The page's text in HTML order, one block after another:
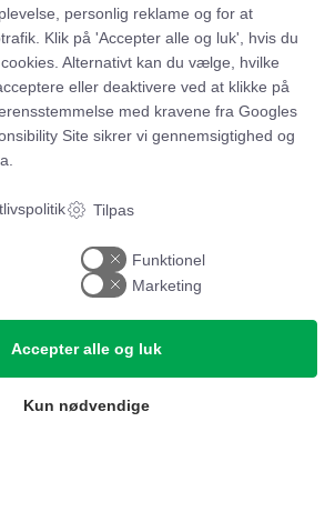
11 32
personlig reklame og for at
Klik på 'Accepter alle og luk', hvis du
Alternativt kan du vælge, hvilke
eller deaktivere ved at klikke på
med kravene fra Googles
Site sikrer vi gennemsigtighed og
Tilpas
Funktionel
Marketing
Kun nødvendige
Accepter alle og luk